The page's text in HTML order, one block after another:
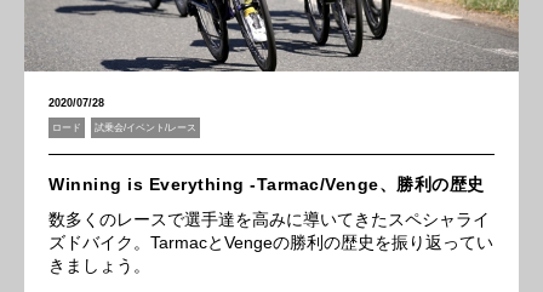
2020/07/28
ロード 試乗会/イベント/レース
Winning is Everything -Tarmac/Venge、勝利の歴史
数多くのレースで選手達を高みに導いてきたスペシャライ
ズドバイク。TarmacとVengeの勝利の歴史を振り返ってい
きましょう。